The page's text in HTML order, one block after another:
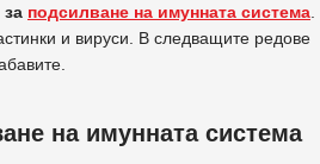
подсилване на имунната система
и вируси. В следващите редове
на имунната система